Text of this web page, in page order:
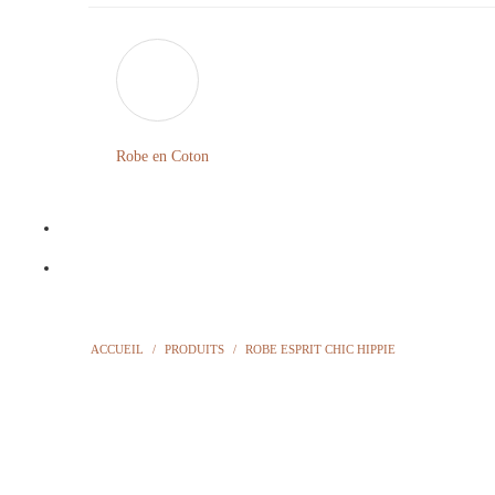
Robe en Coton
ACCUEIL / PRODUITS / ROBE ESPRIT CHIC HIPPIE